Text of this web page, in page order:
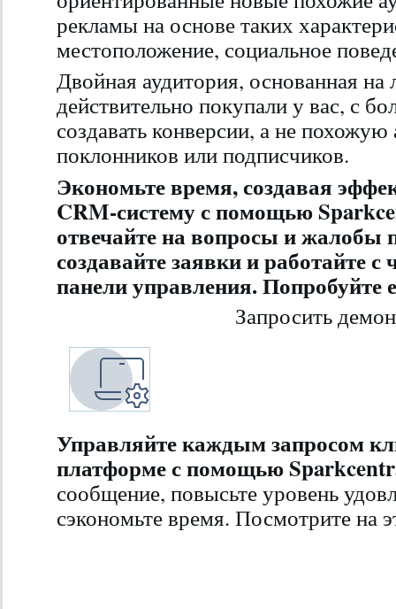
рекламы на основе таких
местоположение, социальное
Двойная аудитория, основанная
действительно покупали у вас, с
создавать конверсии, а не
поклонников или подписчиков.
Экономьте время, создавая
CRM-систему с помощью
отвечайте на вопросы и
создавайте заявки и работайте с
панели управления. Попробуйте
Запросить
Управляйте каждым запросом
платформе с помощью
сообщение, повысьте уровень
сэкономьте время. Посмотрите на